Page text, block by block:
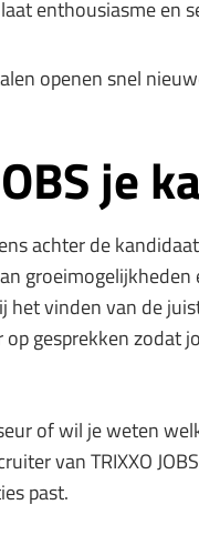
enthousiasme en
openen snel
je
achter de
groeimogelijkheden
het vinden van de
gesprekken zodat
of wil je weten
van TRIXXO
past.